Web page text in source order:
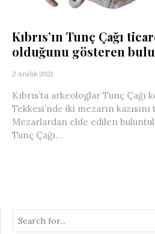
Kıbrıs’ın Tunç Çağı
olduğunu gösteren
2 Aralık 2021
Kıbrıs’ta arkeologlar Tunç Çağı
Tekkesi’nde iki mezarın kazısını
Mezarlardan elde edilen
Tunç Çağı...